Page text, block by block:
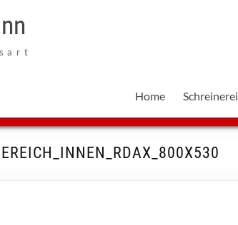
Home Schreinerei